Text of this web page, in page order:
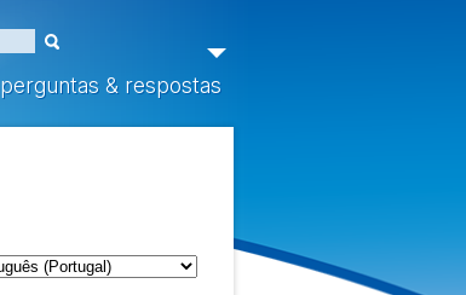
perguntas & respostas